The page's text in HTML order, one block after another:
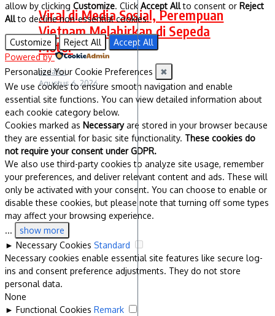
Viral di Media Sosial, Perempuan
Vietnam Melahirkan di Sepeda
Motor
redaksi
Agustus 6, 2026
allow by clicking Customize. Click Accept Allto consent or Reject
Allto decline non-essential cookies.
Customize Reject All
Accept All
Powered by
Personalize Your Cookie Preferences
✖
We use cookies to ensure smooth navigation and enable
essential site functions. You can view detailed information about
each cookie category below.
Cookies marked as Necessaryare stored in your browser because
they are essential for basic site functionality. These cookies do
not require your consent under GDPR.
We also use third-party cookies to analyze site usage, remember
your preferences, and deliver relevant content and ads. These will
only be activated with your consent. You can choose to enable or
disable these cookies, but please note that turning off some types
may affect your browsing experience.
...
show more
► Necessary Cookies Standard
Necessary cookies enable essential site features like secure log-
ins and consent preference adjustments. They do not store
personal data.
None
► Functional Cookies Remark